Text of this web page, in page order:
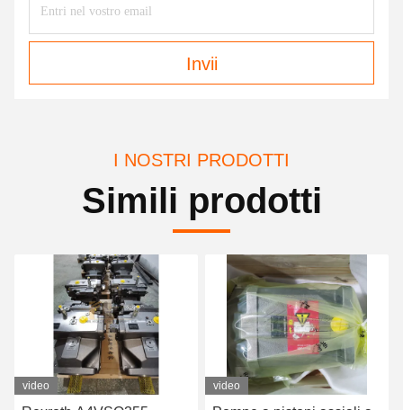
Invii
I NOSTRI PRODOTTI
Simili prodotti
video video